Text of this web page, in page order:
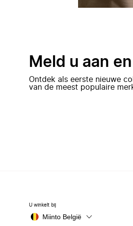
Meld u aan
Ontdek als eerste nieuwe
van de meest populaire
U winkelt bij
Miinto België